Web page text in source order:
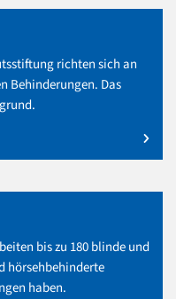
richten sich an
Behinderungen. Das
bis zu 180 blinde und
hörsehbehinderte
haben.